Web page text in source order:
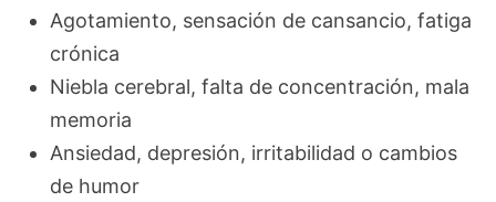
Agotamiento, sensación de cansancio, fatiga
crónica
Niebla cerebral, falta de concentración, mala
memoria
Ansiedad, depresión, irritabilidad o cambios
de humor